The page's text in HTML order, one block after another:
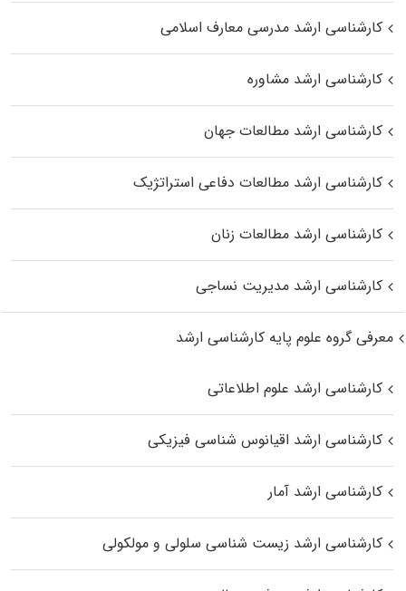
کارشناسی ارشد مدرسی معارف اسلامی
کارشناسی ارشد مشاوره
کارشناسی ارشد مطالعات جهان
کارشناسی ارشد مطالعات دفاعی استراتژیک
کارشناسی ارشد مطالعات زنان
کارشناسی ارشد مدیریت نساجی
معرفی گروه علوم پایه کارشناسی ارشد
کارشناسی ارشد علوم اطلاعاتی
کارشناسی ارشد اقیانوس‌ شناسی فیزیکی
کارشناسی ارشد آمار
کارشناسی ارشد زیست شناسی سلولی و مولکولی